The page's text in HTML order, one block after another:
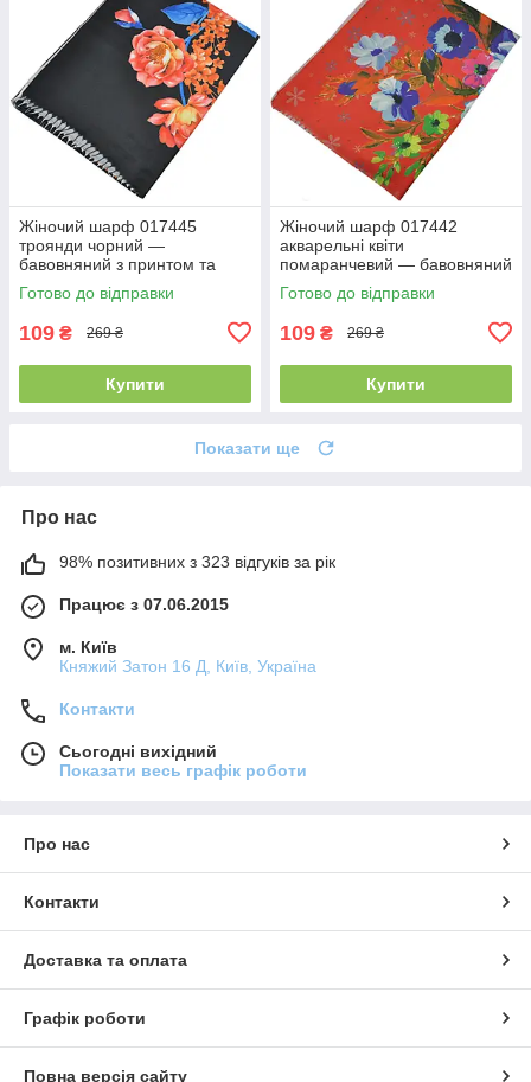
Жіночий шарф 017445
троянди чорний —
бавовняний з принтом та
китицями, на літо
Готово до відправки
109 ₴ 269 ₴
Купити
Жіночий шарф 017442
акварельні квіти
помаранчевий — бавовняний
з принтом та китицями, на
літо
Готово до відправки
109 ₴ 269 ₴
Купити
Показати ще
Про нас
98% позитивних з 323 відгуків за рік
Працює з 07.06.2015
м. Київ
Княжий Затон 16 Д, Київ, Україна
Контакти
Сьогодні вихідний
Показати весь графік роботи
Про нас
Контакти
Доставка та оплата
Графік роботи
Повна версія сайту